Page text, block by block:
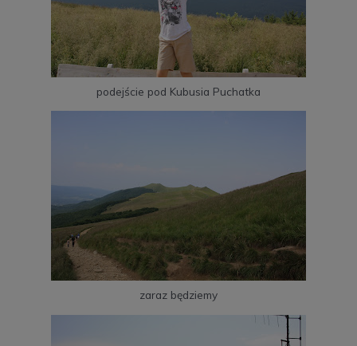
podejście pod Kubusia Puchatka
zaraz będziemy